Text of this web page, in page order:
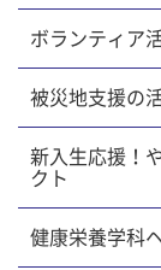
ボランティア
被災地支援の
新入生応援！
クト
健康栄養学科